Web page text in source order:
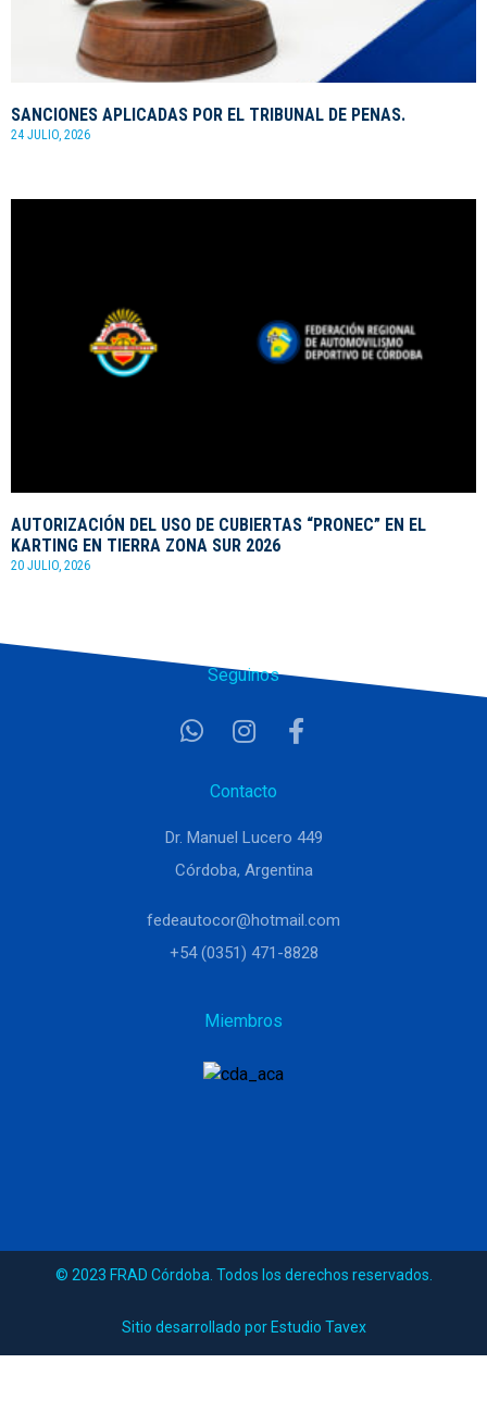
SANCIONES APLICADAS POR EL TRIBUNAL DE PENAS.
24 JULIO, 2026
AUTORIZACIÓN DEL USO DE CUBIERTAS “PRONEC” EN EL
KARTING EN TIERRA ZONA SUR 2026
20 JULIO, 2026
Seguinos
Contacto
Dr. Manuel Lucero 449
Córdoba, Argentina
fedeautocor@hotmail.com
+54 (0351) 471-8828
Miembros
© 2023 FRAD Córdoba. Todos los derechos reservados.
Sitio desarrollado por Estudio Tavex